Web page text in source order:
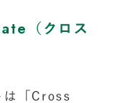
（クロス
は「Cross